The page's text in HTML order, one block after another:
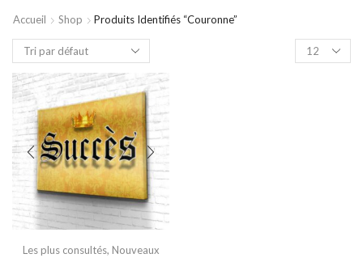
Accueil Shop Produits Identifiés “couronne”
Les plus consultés, Nouveaux